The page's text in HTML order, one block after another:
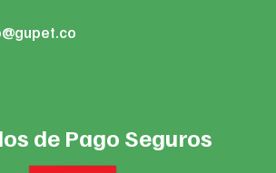
de Pago Seguros